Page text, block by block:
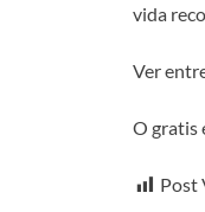
vida
Ver
O gratis
Post